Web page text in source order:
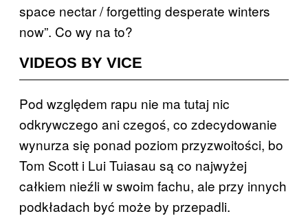
space nectar / forgetting desperate winters
now”. Co wy na to?
VIDEOS BY VICE
Pod względem rapu nie ma tutaj nic
odkrywczego ani czegoś, co zdecydowanie
wynurza się ponad poziom przyzwoitości, bo
Tom Scott i Lui Tuiasau są co najwyżej
całkiem nieźli w swoim fachu, ale przy innych
podkładach być może by przepadli.